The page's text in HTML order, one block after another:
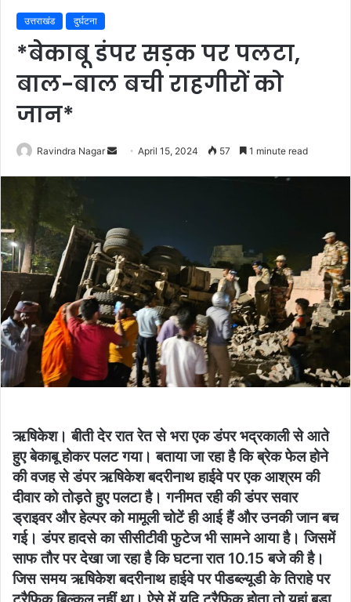
उत्तराखंड दुर्घटना
*बेकाबू डंपर सड़क पर पलटा,
बाल-बाल बची राहगीरों को
जान*
Ravindra Nagar
SendApril 15, 2024 57 1 minute read
ऋषिकेश। बीती देर रात रेत से भरा एक डंपर भद्रकाली से आते
हुए बेकाबू होकर पलट गया। बताया जा रहा है कि ब्रेक फेल होने
की वजह से डंपर ऋषिकेश बदरीनाथ हाईवे पर एक आश्रम की
दीवार को तोड़ते हुए पलटा है। गनीमत रही की डंपर सवार
ड्राइवर और हेल्पर को मामूली चोटें ही आई हैं और उनकी जान बच
गई। डंपर हादसे का सीसीटीवी फुटेज भी सामने आया है। जिसमें
साफ तौर पर देखा जा रहा है कि घटना रात 10.15 बजे की है।
जिस समय ऋषिकेश बदरीनाथ हाईवे पर पीडब्ल्यूडी के तिराहे पर